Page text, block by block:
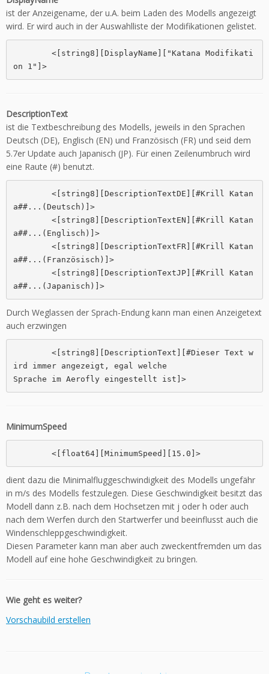
ist der Anzeigename, der u.A. beim Laden des Modells angezeigt
wird. Er wird auch in der Auswahlliste der Modifikationen gelistet.
on 1"]>
DescriptionText
ist die Textbeschreibung des Modells, jeweils in den Sprachen
Deutsch (DE), Englisch (EN) und Französisch (FR) und seid dem
5.7er Update auch Japanisch (JP). Für einen Zeilenumbruch wird
eine Raute (#) benutzt.
a##...(Deutsch)]>
a##...(Englisch)]>
a##...(Französisch)]>
a##...(Japanisch)]>
Durch Weglassen der Sprach-Endung kann man einen Anzeigetext
auch erzwingen
ird immer angezeigt, egal welche
Sprache im Aerofly eingestellt ist]>
MinimumSpeed
	<[float64][MinimumSpeed][15.0]>
dient dazu die Minimalfluggeschwindigkeit des Modells ungefähr
in m/s des Modells festzulegen. Diese Geschwindigkeit besitzt das
Modell dann z.B. nach dem Hochsetzen mit j oder h oder auch
nach dem Werfen durch den Startwerfer und beeinflusst auch die
Windenschleppgeschwindigkeit.
Diesen Parameter kann man aber auch zweckentfremden um das
Modell auf eine hohe Geschwindigkeit zu bringen.
Wie geht es weiter?
Vorschaubild erstellen